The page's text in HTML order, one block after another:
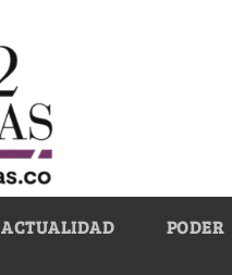
ACTUALIDAD PODER